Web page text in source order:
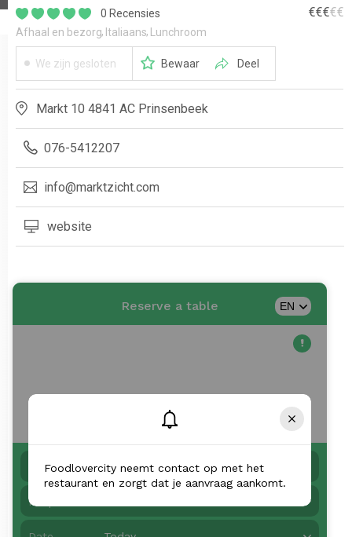
0 Recensies €€€€€
Afhaal en bezorg Italiaans Lunchroom
We zijn gesloten Bewaar Deel
Markt 10 4841 AC Prinsenbeek
076-5412207
info@marktzicht.com
website